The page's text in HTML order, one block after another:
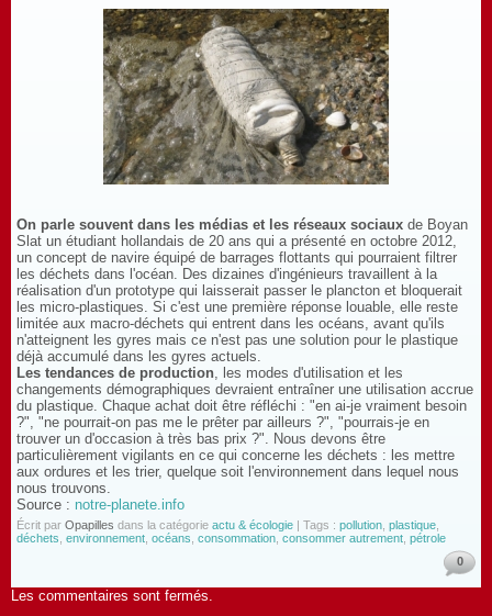
On parle souvent dans les médias et les réseaux sociaux de Boyan
Slat un étudiant hollandais de 20 ans qui a présenté en octobre 2012,
un concept de navire équipé de barrages flottants qui pourraient filtrer
les déchets dans l'océan. Des dizaines d'ingénieurs travaillent à la
réalisation d'un prototype qui laisserait passer le plancton et bloquerait
les micro-plastiques. Si c'est une première réponse louable, elle reste
limitée aux macro-déchets qui entrent dans les océans, avant qu'ils
n'atteignent les gyres mais ce n'est pas une solution pour le plastique
déjà accumulé dans les gyres actuels.
Les tendances de production, les modes d'utilisation et les
changements démographiques devraient entraîner une utilisation accrue
du plastique. Chaque achat doit être réfléchi : "en ai-je vraiment besoin
?", "ne pourrait-on pas me le prêter par ailleurs ?", "pourrais-je en
trouver un d'occasion à très bas prix ?". Nous devons être
particulièrement vigilants en ce qui concerne les déchets : les mettre
aux ordures et les trier, quelque soit l'environnement dans lequel nous
nous trouvons.
Source : notre-planete.info
Écrit par Opapilles dans la catégorie actu & écologie | Tags : pollution plastique
déchets environnement océans consommation consommer autrement pétrole
0
Les commentaires sont fermés.